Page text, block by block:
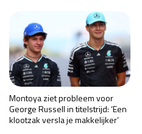
Montoya ziet probleem voor
George Russell in titelstrijd: ‘Een
klootzak versla je makkelijker’